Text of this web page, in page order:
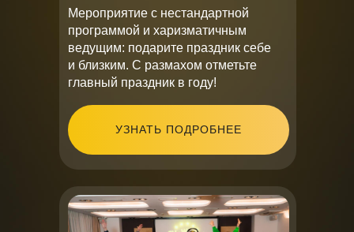
Мероприятие с нестандартной
программой и харизматичным
ведущим: подарите праздник себе
и близким. С размахом отметьте
главный праздник в году!
УЗНАТЬ ПОДРОБНЕЕ